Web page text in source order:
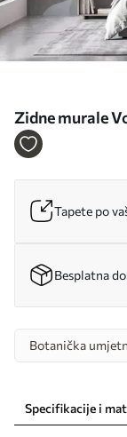
Zidne murale
mekim
Tapete po
Besplatna
Botanička
Specifikacije i